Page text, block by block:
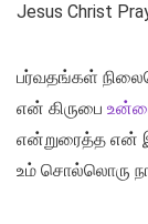
Jesus Christ
பர்வதங்கள்
என் கிருபை
என்றுரைத்த என்
உம் சொல்லொரு